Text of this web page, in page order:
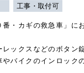
工事・取付可
・カギの救急車」
ックスなどのボタ
バイクのインロッ